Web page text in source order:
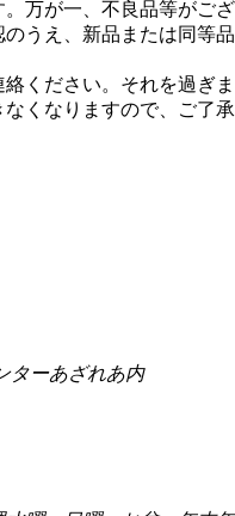
万が一、不良品等がござ
うえ、新品または同等品
ください。それを過ぎま
くなりますので、ご了承
ターあざれあ内